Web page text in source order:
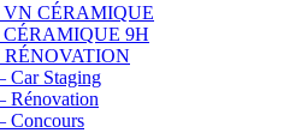
CÉRAMIQUE
9H
Car Staging
Rénovation
Concours